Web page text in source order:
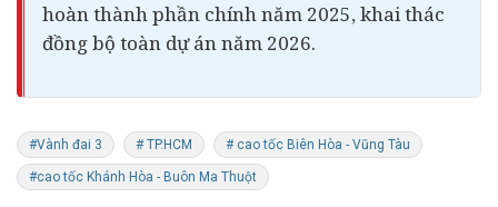
hoàn thành phần chính năm 2025, khai thác
đồng bộ toàn dự án năm 2026.
#Vành đai 3 # TP.HCM # cao tốc Biên Hòa - Vũng Tàu
#cao tốc Khánh Hòa - Buôn Ma Thuột